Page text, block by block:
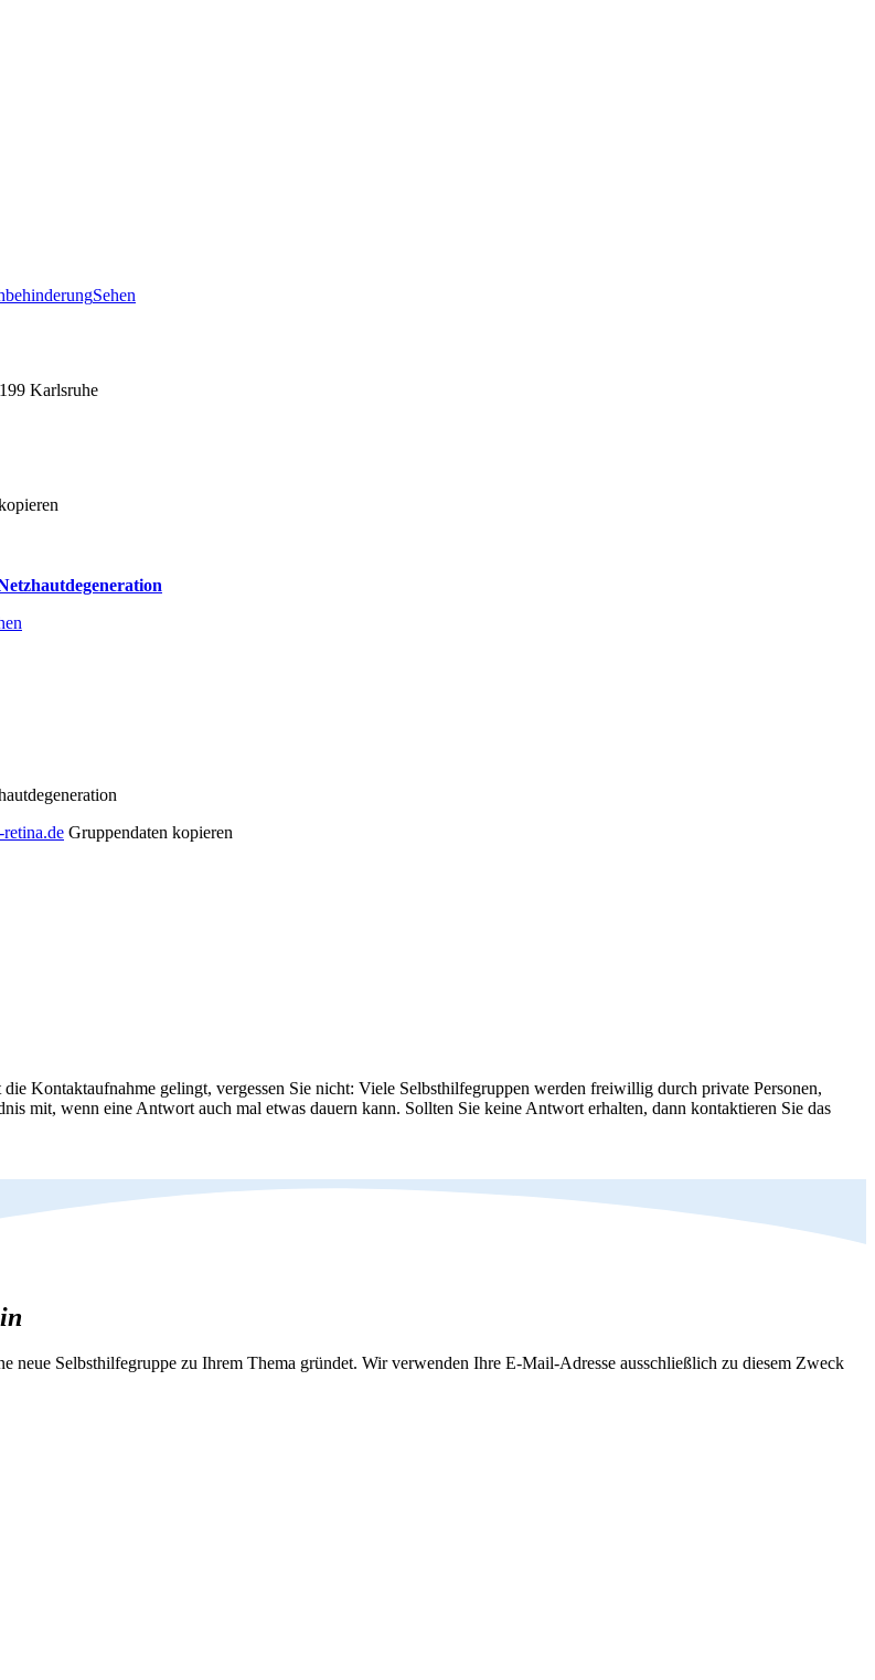
Sehen
Karlsruhe
Gruppendaten kopieren
Kontaktaufnahme gelingt, vergessen Sie nicht: Viele Selbsthilfegruppen werden freiwillig durch private Personen,
mit, wenn eine Antwort auch mal etwas dauern kann. Sollten Sie keine Antwort erhalten, dann kontaktieren Sie das
Selbsthilfegruppe zu Ihrem Thema gründet. Wir verwenden Ihre E-Mail-Adresse ausschließlich zu diesem Zweck